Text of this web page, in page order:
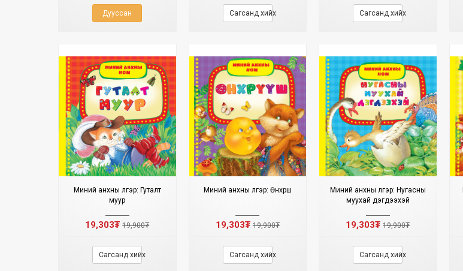
Дууссан Сагсанд хийх Сагсанд хийх
Миний анхны үлгэр: Гуталт
муур
19,303₮19,900₮
Сагсанд хийх
Миний анхны үлгэр: Өнхрүүш
19,303₮19,900₮
Сагсанд хийх
Миний анхны үлгэр: Нугасны
муухай дэгдээхэй
19,303₮19,900₮
Сагсанд хийх